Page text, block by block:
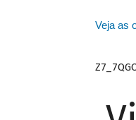
Veja as